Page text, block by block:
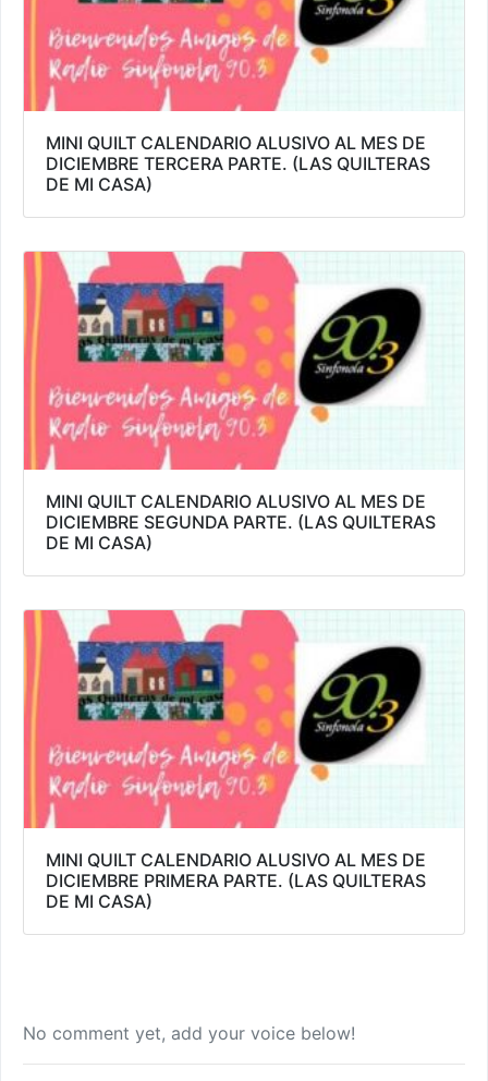
MINI QUILT CALENDARIO ALUSIVO AL MES DE
DICIEMBRE TERCERA PARTE. (LAS QUILTERAS
DE MI CASA)
MINI QUILT CALENDARIO ALUSIVO AL MES DE
DICIEMBRE SEGUNDA PARTE. (LAS QUILTERAS
DE MI CASA)
MINI QUILT CALENDARIO ALUSIVO AL MES DE
DICIEMBRE PRIMERA PARTE. (LAS QUILTERAS
DE MI CASA)
No comment yet, add your voice below!